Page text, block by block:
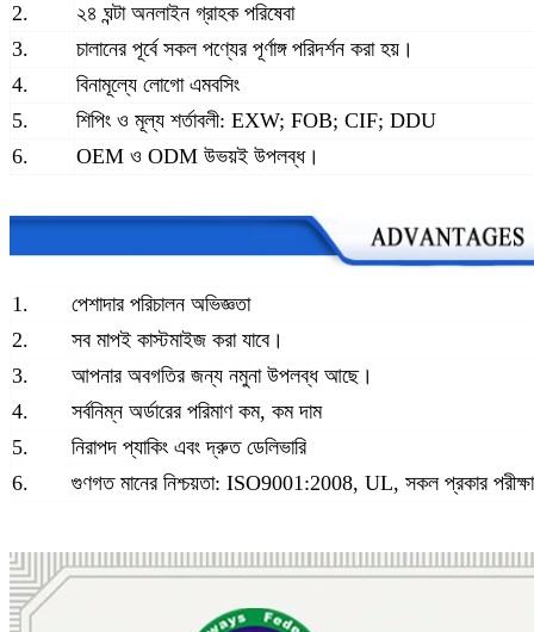
2.
২৪ ঘন্টা অনলাইন গ্রাহক পরিষেবা
3.
চালানের পূর্বে সকল পণ্যের পূর্ণাঙ্গ পরিদর্শন করা হয়।
4.
বিনামূল্যে লোগো এমবসিং
5.
শিপিং ও মূল্য শর্তাবলী: EXW; FOB; CIF; DDU
6.
OEM ও ODM উভয়ই উপলব্ধ।
1.
পেশাদার পরিচালন অভিজ্ঞতা
2.
সব মাপই কাস্টমাইজ করা যাবে।
3.
আপনার অবগতির জন্য নমুনা উপলব্ধ আছে।
4.
সর্বনিম্ন অর্ডারের পরিমাণ কম, কম দাম
5.
নিরাপদ প্যাকিং এবং দ্রুত ডেলিভারি
6.
গুণগত মানের নিশ্চয়তা: ISO9001:2008, UL, সকল প্রকার পরীক্ষা